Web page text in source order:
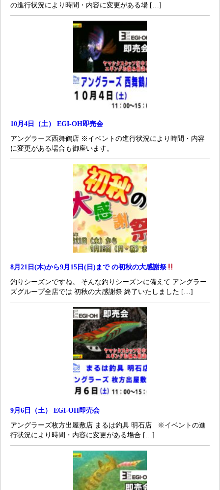
の進行状況により時間・内容に変更がある場 […]
10月4日（土） EGI-OH即売会
アングラーズ西舞鶴店 ※イベントの進行状況により時間・内容
に変更がある場合も御座います。
8月21日(木)から9月15日(日)まで の初秋の大感謝祭
釣りシーズンですね。 そんな釣りシーズンに備えて アングラー
ズグループ全店では 初秋の大感謝祭 終了いたしました […]
9月6日（土） EGI-OH即売会
アングラーズ枚方出屋敷店 まるは釣具 明石店 ※イベントの進
行状況により時間・内容に変更がある場合 […]